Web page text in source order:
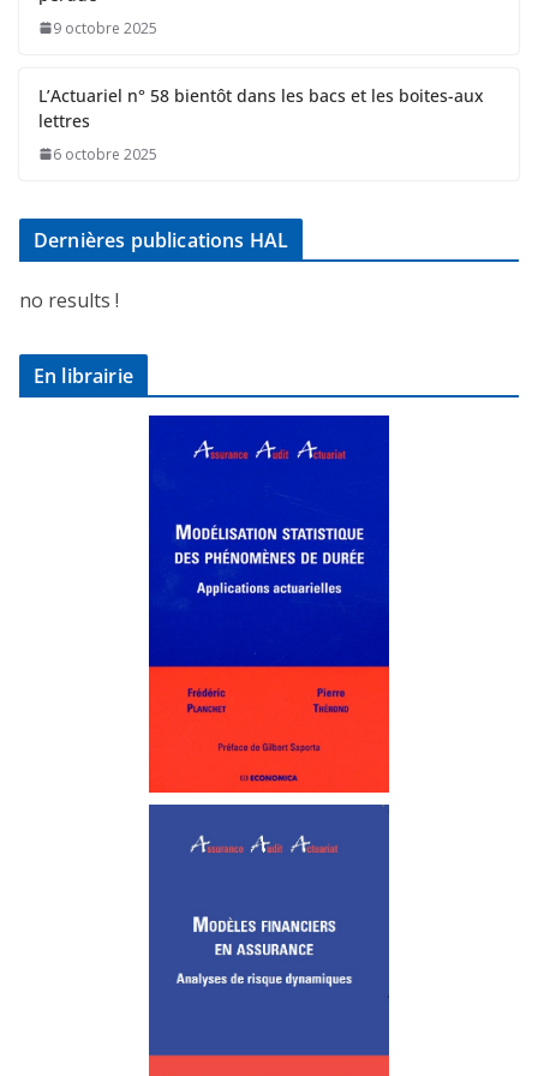
9 octobre 2025
L’Actuariel n° 58 bientôt dans les bacs et les boites-aux
lettres
6 octobre 2025
Dernières publications HAL
no results !
En librairie